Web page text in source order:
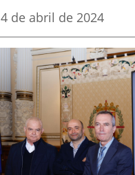
Fecha
la
noticia
4 de abril de 2024